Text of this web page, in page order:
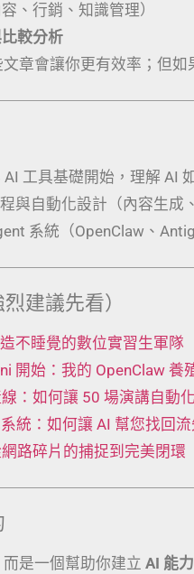
容、行銷、知識管理）
較分析
章會讓你更有效率；但如
AI 工具基礎開始，理解 AI
與自動化設計（內容生成
系統（OpenClaw、
建議先看）
不睡覺的數位實習生軍隊
開始：我的 OpenClaw 養
：如何讓 50 場演講自動
統：如何讓 AI 幫您找回
路碎片的捕捉到完美閉環
是一個幫助你建立 AI 能力